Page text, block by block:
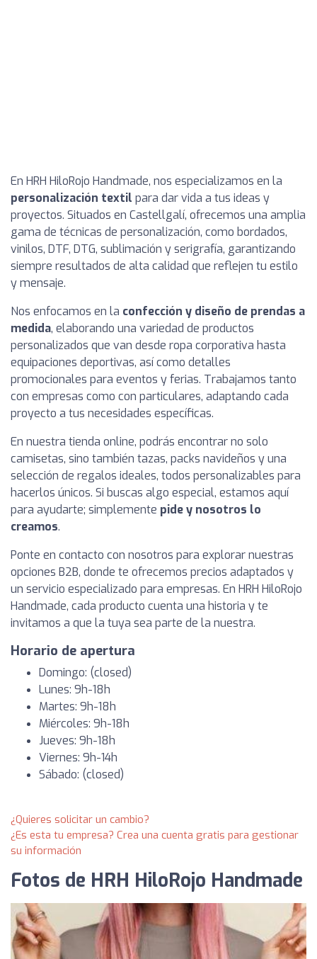
En HRH HiloRojo Handmade, nos especializamos en la
personalización textil para dar vida a tus ideas y
proyectos. Situados en Castellgalí, ofrecemos una amplia
gama de técnicas de personalización, como bordados,
vinilos, DTF, DTG, sublimación y serigrafía, garantizando
siempre resultados de alta calidad que reflejen tu estilo
y mensaje.
Nos enfocamos en la confección y diseño de prendas a
medida, elaborando una variedad de productos
personalizados que van desde ropa corporativa hasta
equipaciones deportivas, así como detalles
promocionales para eventos y ferias. Trabajamos tanto
con empresas como con particulares, adaptando cada
proyecto a tus necesidades específicas.
En nuestra tienda online, podrás encontrar no solo
camisetas, sino también tazas, packs navideños y una
selección de regalos ideales, todos personalizables para
hacerlos únicos. Si buscas algo especial, estamos aquí
para ayudarte; simplemente pide y nosotros lo
creamos.
Ponte en contacto con nosotros para explorar nuestras
opciones B2B, donde te ofrecemos precios adaptados y
un servicio especializado para empresas. En HRH HiloRojo
Handmade, cada producto cuenta una historia y te
invitamos a que la tuya sea parte de la nuestra.
Horario de apertura
Domingo: (closed)
Lunes: 9h-18h
Martes: 9h-18h
Miércoles: 9h-18h
Jueves: 9h-18h
Viernes: 9h-14h
Sábado: (closed)
¿Quieres solicitar un cambio?
¿Es esta tu empresa? Crea una cuenta gratis para gestionar
su información
Fotos de HRH HiloRojo Handmade